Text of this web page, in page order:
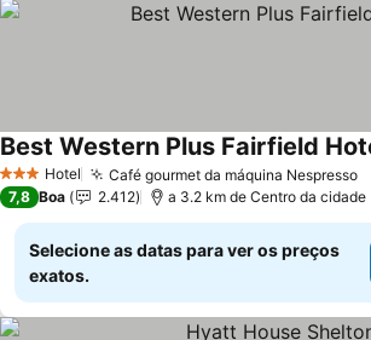
3 EstrelasHotel Café gourmet da máquina Nespresso
Best Western Plus Fairfield
7,8 Boa 2.412 a 3.2 km de Centro da cidade
Selecione as datas para ver os preços
exatos.